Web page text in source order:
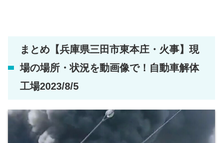
まとめ【兵庫県三田市東本庄・火事】現
場の場所・状況を動画像で！自動車解体
工場2023/8/5